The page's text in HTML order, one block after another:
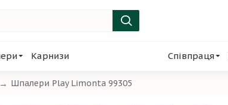
Карнизи Співпраця
Шпалери Play Limonta 99305